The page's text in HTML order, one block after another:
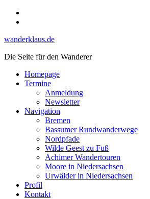
Skip
wanderklaus.de
Die Seite für den Wanderer
Homepage
Termine
Anmeldung
Newsletter
Navigation
Bremen
Bassumer Rundwanderwege
Nordpfade
Wilde Geest zu Fuß
Achimer Wandertouren
Moore in Niedersachsen
Urwälder in Niedersachsen
Profil
Kontakt